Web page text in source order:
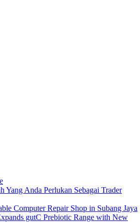
Yang Anda Perlukan Sebagai Trader
Computer Repair Shop in Subang Jaya
gutC Prebiotic Range with New